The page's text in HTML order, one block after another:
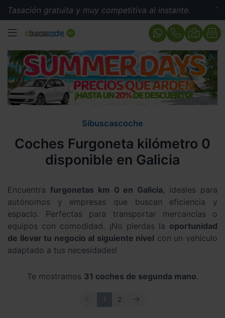
gratuita y muy competitiva al instante. Tasación
MENÚ
Sibuscascoche
Coches Furgoneta kilómetro 0
disponible en Galicia
Encuentra furgonetas km 0 en Galicia, ideales para
autónomos y empresas que buscan eficiencia y
espacio. Perfectas para transportar mercancías o
equipos con comodidad. ¡No pierdas la oportunidad
de llevar tu negocio al siguiente nivel con un vehículo
adaptado a tus necesidades!
Te mostramos 31 coches de segunda mano.
ANTERIOR
2 SIGUIENTE